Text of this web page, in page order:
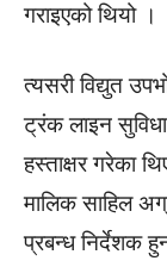
गराइएको थियो ।
त्यसरी विद्युत
ट्रंक लाइन
हस्ताक्षर गरेका
मालिक साहिल
प्रबन्ध निर्देशक